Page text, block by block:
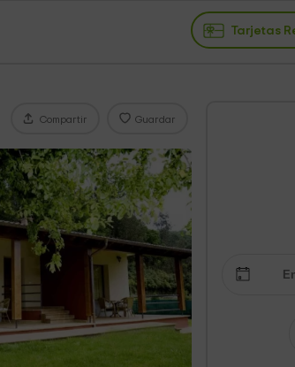
Tarjetas
Compartir Guardar